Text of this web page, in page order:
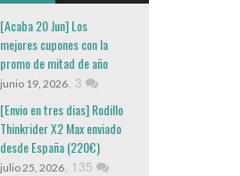
[Acaba 20 Jun] Los
mejores cupones con la
promo de mitad de año
junio 19, 2026, 3
[Envio en tres dias] Rodillo
Thinkrider X2 Max enviado
desde España (220€)
julio 25, 2026, 135